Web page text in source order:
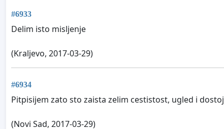
#6933
Delim isto misljenje
(Kraljevo, 2017-03-29)
#6934
Pitpisijem zato sto zaista zelim cestistost, ugled i
(Novi Sad, 2017-03-29)